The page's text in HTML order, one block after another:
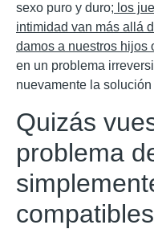
sexo puro y duro; los
intimidad van más allá
damos a nuestros hijos
en un problema
nuevamente la
Quizás
problema